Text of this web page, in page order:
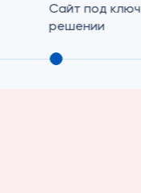
Наличие в